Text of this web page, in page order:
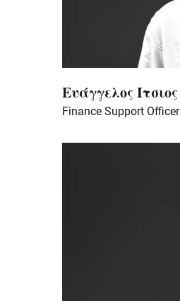
Ευάγγελος Ίτσιος
Finance Support Officer